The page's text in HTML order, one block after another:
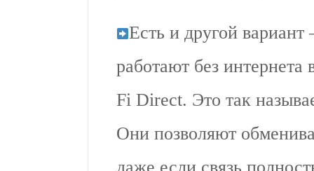
Есть и другой
работают без
Fi Direct. Это так
Они позволяют